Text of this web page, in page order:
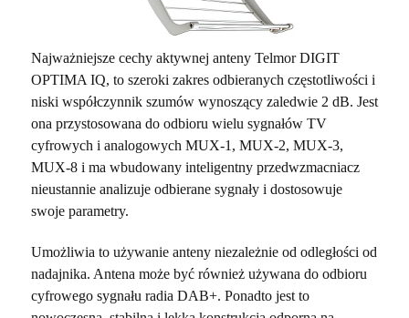
Najważniejsze cechy aktywnej anteny Telmor DIGIT
OPTIMA IQ, to szeroki zakres odbieranych częstotliwości i
niski współczynnik szumów wynoszący zaledwie 2 dB. Jest
ona przystosowana do odbioru wielu sygnałów TV
cyfrowych i analogowych MUX-1, MUX-2, MUX-3,
MUX-8 i ma wbudowany inteligentny przedwzmacniacz
nieustannie analizuje odbierane sygnały i dostosowuje
swoje parametry.
Umożliwia to używanie anteny niezależnie od odległości od
nadajnika. Antena może być również używana do odbioru
cyfrowego sygnału radia DAB+. Ponadto jest to